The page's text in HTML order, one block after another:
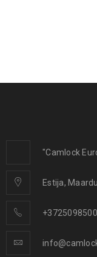
"Camlock
Estija,
+3725098500